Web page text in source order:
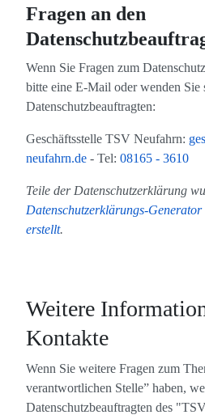
Fragen an den
Wenn Sie Fragen zum
bitte eine E-Mail oder wenden Sie
Datenschutzbeauftragten:
Geschäftsstelle TSV Neufahrn:
neufahrn.de - Tel: 08165 - 3610
Teile der Datenschutzerklärung
Datenschutzerklärungs-
erstellt.
Weitere
Kontakte
Wenn Sie weitere Fragen zum
verantwortlichen Stelle” haben,
Datenschutzbeauftragten des